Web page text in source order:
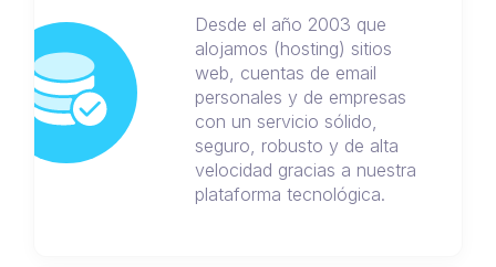
Desde el año 2003 que
alojamos (hosting) sitios
web, cuentas de email
personales y de empresas
con un servicio sólido,
seguro, robusto y de alta
velocidad gracias a nuestra
plataforma tecnológica.